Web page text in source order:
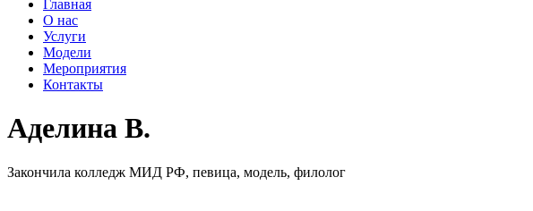
Главная
О нас
Услуги
Модели
Мероприятия
Контакты
Аделина В.
Закончила колледж МИД РФ, певица, модель, филолог